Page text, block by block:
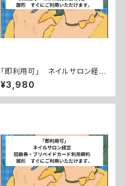
「即利用可」 ネイルサロン経
営 技術指導・研修業務委託契
約書 雛形 すぐにご利用いた
だけます。
¥3,980